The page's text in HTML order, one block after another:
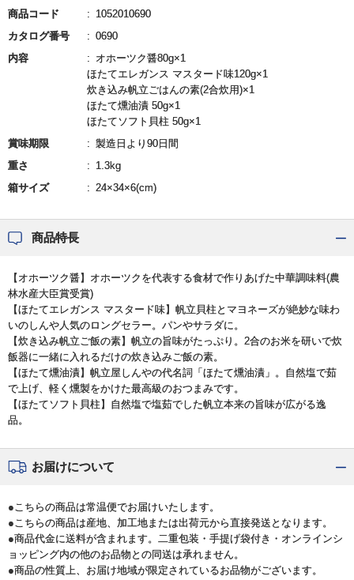
商品コード
1052010690
カタログ番号
0690
内容
オホーツク醤80g×1
ほたてエレガンス マスタード味120g×1
炊き込み帆立ごはんの素(2合炊用)×1
ほたて燻油漬 50g×1
ほたてソフト貝柱 50g×1
賞味期限
製造日より90日間
重さ
1.3kg
箱サイズ
24×34×6(cm)
商品特長
【オホーツク醤】オホーツクを代表する食材で作りあげた中華調味料(農
林水産大臣賞受賞)
【ほたてエレガンス マスタード味】帆立貝柱とマヨネーズが絶妙な味わ
いのしんや人気のロングセラー。パンやサラダに。
【炊き込み帆立ご飯の素】帆立の旨味がたっぷり。2合のお米を研いで炊
飯器に一緒に入れるだけの炊き込みご飯の素。
【ほたて燻油漬】帆立屋しんやの代名詞「ほたて燻油漬」。自然塩で茹
で上げ、軽く燻製をかけた最高級のおつまみです。
【ほたてソフト貝柱】自然塩で塩茹でした帆立本来の旨味が広がる逸
品。
お届けについて
●こちらの商品は常温便でお届けいたします。
●こちらの商品は産地、加工地または出荷元から直接発送となります。
●商品代金に送料が含まれます。二重包装・手提げ袋付き・オンラインシ
ョッピング内の他のお品物との同送は承れません。
●商品の性質上、お届け地域が限定されているお品物がございます。